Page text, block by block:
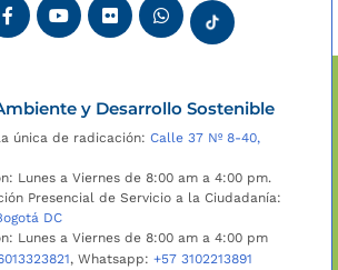
y Desarrollo Sostenible
única de radicación: Calle 37 Nº 8-40,
Lunes a Viernes de 8:00 am a 4:00 pm.
Presencial de Servicio a la Ciudadanía:
DC
Lunes a Viernes de 8:00 am a 4:00 pm
, Whatsapp: +57 3102213891